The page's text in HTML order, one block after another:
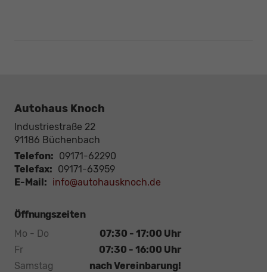
Autohaus Knoch
Industriestraße 22
91186 Büchenbach
Telefon: 09171-62290
Telefax: 09171-63959
E-Mail: info@autohausknoch.de
Öffnungszeiten
Mo - Do
07:30 - 17:00 Uhr
Fr
07:30 - 16:00 Uhr
Samstag
nach Vereinbarung!